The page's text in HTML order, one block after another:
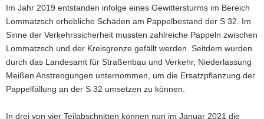
a
v
i
g
a
t
i
Im Jahr 2019 entstanden infolge eines Gewittersturms im Bereich
Lommatzsch erhebliche Schäden am Pappelbestand der S 32. Im
Sinne der Verkehrssicherheit mussten zahlreiche Pappeln zwischen
Lommatzsch und der Kreisgrenze gefällt werden. Seitdem wurden
durch das Landesamt für Straßenbau und Verkehr, Niederlassung
Meißen Anstrengungen unternommen, um die Ersatzpflanzung der
Pappelfällung an der S 32 umsetzen zu können.
In drei von vier Teilabschnitten können nun im Januar 2021 die